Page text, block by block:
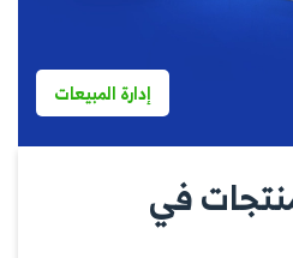
إدارة المبيعات
في